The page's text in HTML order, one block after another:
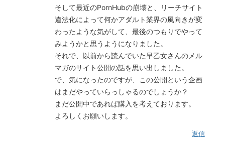
そして最近のPornHubの崩壊と、リーチサイト
違法化によって何かアダルト業界の風向きが変
わったような気がして、最後のつもりでやって
みようかと思うようになりました。
それで、以前から読んでいた早乙女さんのメル
マガのサイト公開の話を思い出しました。
で、気になったのですが、この公開という企画
はまだやっていらっしゃるのでしょうか？
まだ公開中であれば購入を考えております。
よろしくお願いします。
返信